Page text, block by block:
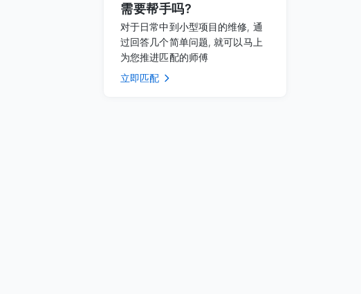
需要帮手吗?
对于日常中到小型项目的维修, 通
过回答几个简单问题, 就可以马上
为您推进匹配的师傅
立即匹配